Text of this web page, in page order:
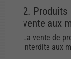
2. Produits
vente aux
La vente de
interdite aux